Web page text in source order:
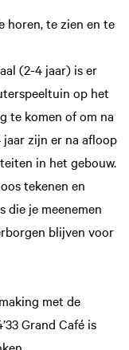
horen, te zien en te
(2-4 jaar) is er
op het
te komen of om na
zijn er na afloop
in het gebouw.
tekenen en
die je meenemen
blijven voor
met de
Grand Café is